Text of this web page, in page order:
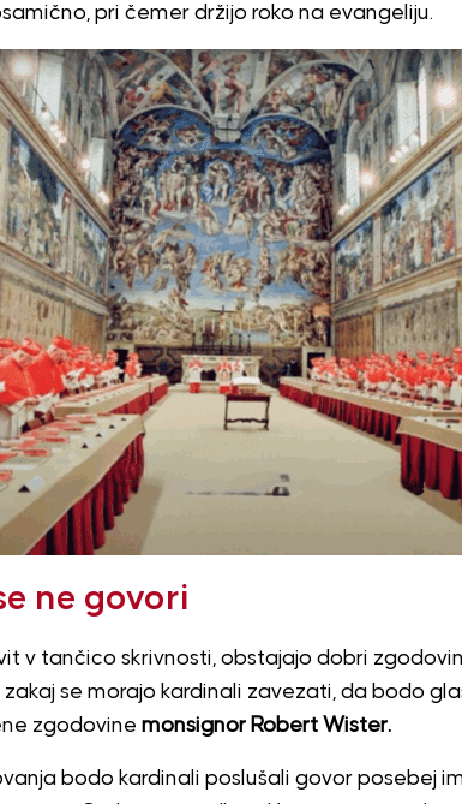
pri čemer držijo roko na evangeliju.
ne govori
v tančico skrivnosti, obstajajo dobri
se morajo kardinali zavezati, da bodo
zgodovine monsignor Robert Wister.
bodo kardinali poslušali govor posebej